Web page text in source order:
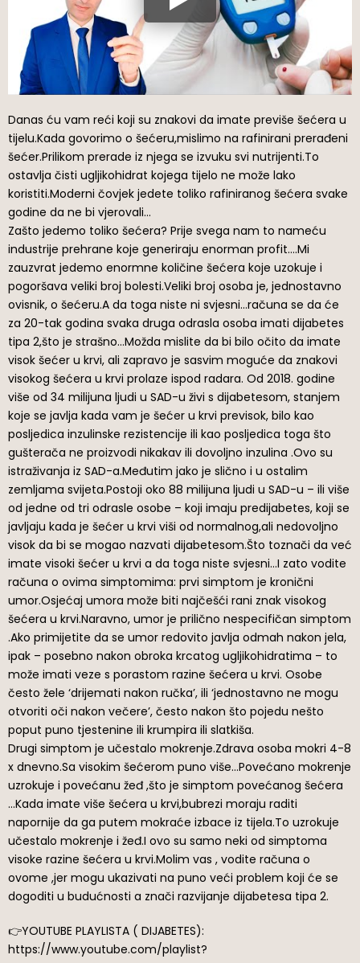
Danas ću vam reći koji su znakovi da imate previše šećera u
tijelu.Kada govorimo o šećeru,mislimo na rafinirani prerađeni
šećer.Prilikom prerade iz njega se izvuku svi nutrijenti.To
ostavlja čisti ugljikohidrat kojega tijelo ne može lako
koristiti.Moderni čovjek jedete toliko rafiniranog šećera svake
godine da ne bi vjerovali…
Zašto jedemo toliko šećera? Prije svega nam to nameću
industrije prehrane koje generiraju enorman profit….Mi
zauzvrat jedemo enormne količine šećera koje uzokuje i
pogoršava veliki broj bolesti.Veliki broj osoba je, jednostavno
ovisnik, o šećeru.A da toga niste ni svjesni…računa se da će
za 20-tak godina svaka druga odrasla osoba imati dijabetes
tipa 2,što je strašno…Možda mislite da bi bilo očito da imate
visok šećer u krvi, ali zapravo je sasvim moguće da znakovi
visokog šećera u krvi prolaze ispod radara. Od 2018. godine
više od 34 milijuna ljudi u SAD-u živi s dijabetesom, stanjem
koje se javlja kada vam je šećer u krvi previsok, bilo kao
posljedica inzulinske rezistencije ili kao posljedica toga što
gušterača ne proizvodi nikakav ili dovoljno inzulina .Ovo su
istraživanja iz SAD-a.Međutim jako je slično i u ostalim
zemljama svijeta.Postoji oko 88 milijuna ljudi u SAD-u – ili više
od jedne od tri odrasle osobe – koji imaju predijabetes, koji se
javljaju kada je šećer u krvi viši od normalnog,ali nedovoljno
visok da bi se mogao nazvati dijabetesom.Što toznači da već
imate visoki šećer u krvi a da toga niste svjesni…I zato vodite
računa o ovima simptomima: prvi simptom je kronični
umor.Osjećaj umora može biti najčešći rani znak visokog
šećera u krvi.Naravno, umor je prilično nespecifičan simptom
.Ako primijetite da se umor redovito javlja odmah nakon jela,
ipak – posebno nakon obroka krcatog ugljikohidratima – to
može imati veze s porastom razine šećera u krvi. Osobe
često žele ‘drijemati nakon ručka’, ili ‘jednostavno ne mogu
otvoriti oči nakon večere’, često nakon što pojedu nešto
poput puno tjestenine ili krumpira ili slatkiša.
Drugi simptom je učestalo mokrenje.Zdrava osoba mokri 4-8
x dnevno.Sa visokim šećerom puno više…Povećano mokrenje
uzrokuje i povećanu žeđ ,što je simptom povećanog šećera
…Kada imate više šećera u krvi,bubrezi moraju raditi
napornije da ga putem mokraće izbace iz tijela.To uzrokuje
učestalo mokrenje i žeđ.I ovo su samo neki od simptoma
visoke razine šećera u krvi.Molim vas , vodite računa o
ovome ,jer mogu ukazivati na puno veći problem koji će se
dogoditi u budućnosti a znači razvijanje dijabetesa tipa 2.
👉YOUTUBE PLAYLISTA ( DIJABETES):
https://www.youtube.com/playlist?